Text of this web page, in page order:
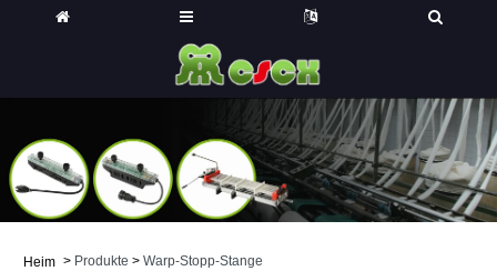
Heim > Produkte > Warp-Stopp-Stange